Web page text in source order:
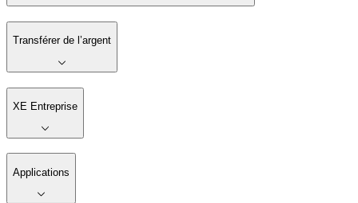
Transférer de l’argent
XE Entreprise
Applications